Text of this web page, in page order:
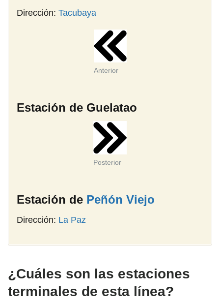
Dirección: Tacubaya
Anterior
Estación de Guelatao
Posterior
Estación de Peñón Viejo
Dirección: La Paz
¿Cuáles son las estaciones
terminales de esta línea?